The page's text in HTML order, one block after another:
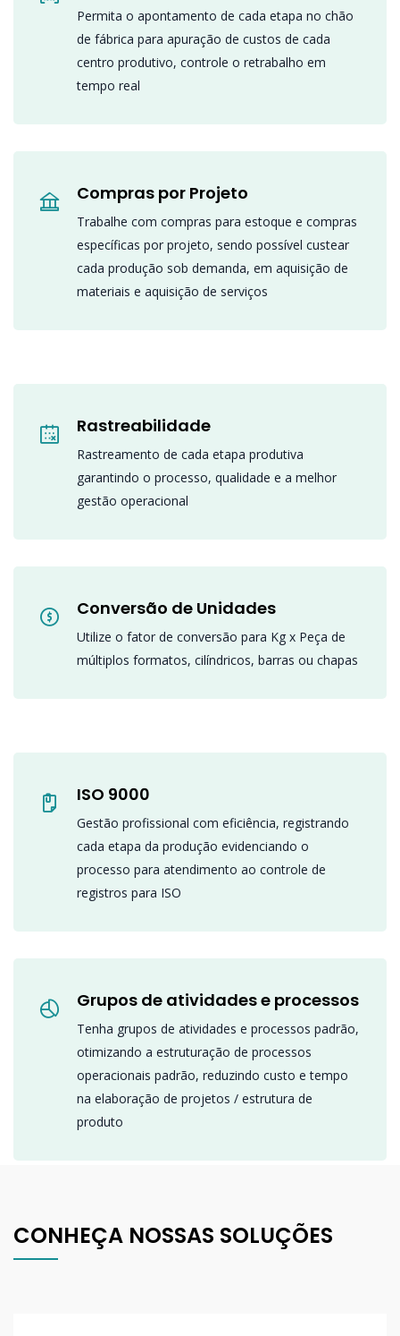
Permita o apontamento de cada etapa no chão
de fábrica para apuração de custos de cada
centro produtivo, controle o retrabalho em
tempo real
Compras por Projeto
Trabalhe com compras para estoque e compras
específicas por projeto, sendo possível custear
cada produção sob demanda, em aquisição de
materiais e aquisição de serviços
Rastreabilidade
Rastreamento de cada etapa produtiva
garantindo o processo, qualidade e a melhor
gestão operacional
Conversão de Unidades
Utilize o fator de conversão para Kg x Peça de
múltiplos formatos, cilíndricos, barras ou chapas
ISO 9000
Gestão profissional com eficiência, registrando
cada etapa da produção evidenciando o
processo para atendimento ao controle de
registros para ISO
Grupos de atividades e processos
Tenha grupos de atividades e processos padrão,
otimizando a estruturação de processos
operacionais padrão, reduzindo custo e tempo
na elaboração de projetos / estrutura de
produto
CONHEÇA NOSSAS SOLUÇÕES